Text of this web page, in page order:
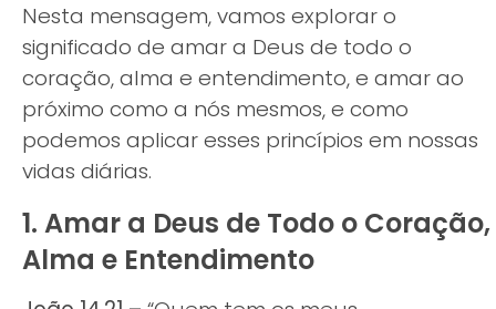
Nesta mensagem, vamos explorar o
significado de amar a Deus de todo o
coração, alma e entendimento, e amar ao
próximo como a nós mesmos, e como
podemos aplicar esses princípios em nossas
vidas diárias.
1. Amar a Deus de Todo o Coração,
Alma e Entendimento